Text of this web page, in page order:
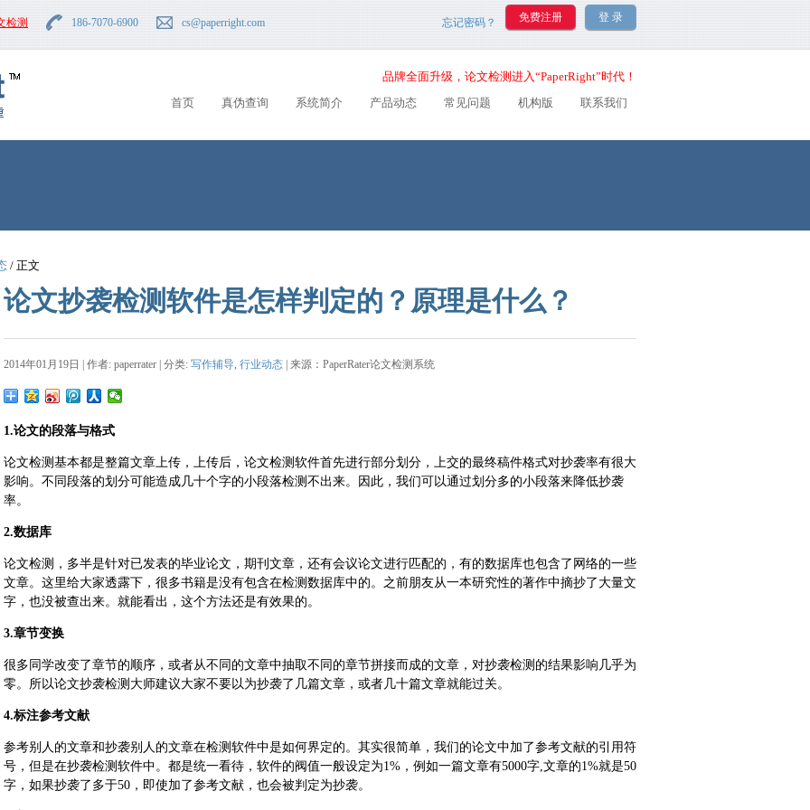
检测 186-7070-6900 cs@paperright.com 忘记密码？
品牌全面升级，论文检测进入“PaperRight”时代！
首页
真伪查询 系统简介 产品动态 常见问题 机构版 联系我们
/ 正文
论文抄袭检测软件是怎样判定的？原理是什么？
2014年01月19日 | 作者: paperrater | 分类: 写作辅导, 行业动态 | 来源：PaperRater论文检测系统
1.论文的段落与格式
论文检测基本都是整篇文章上传，上传后，论文检测软件首先进行部分划分，上交的最终稿件格式对抄袭率有很大
影响。不同段落的划分可能造成几十个字的小段落检测不出来。因此，我们可以通过划分多的小段落来降低抄袭
率。
2.数据库
论文检测，多半是针对已发表的毕业论文，期刊文章，还有会议论文进行匹配的，有的数据库也包含了网络的一些
文章。这里给大家透露下，很多书籍是没有包含在检测数据库中的。之前朋友从一本研究性的著作中摘抄了大量文
字，也没被查出来。就能看出，这个方法还是有效果的。
3.章节变换
很多同学改变了章节的顺序，或者从不同的文章中抽取不同的章节拼接而成的文章，对抄袭检测的结果影响几乎为
零。所以论文抄袭检测大师建议大家不要以为抄袭了几篇文章，或者几十篇文章就能过关。
4.标注参考文献
参考别人的文章和抄袭别人的文章在检测软件中是如何界定的。其实很简单，我们的论文中加了参考文献的引用符
号，但是在抄袭检测软件中。都是统一看待，软件的阀值一般设定为1%，例如一篇文章有5000字,文章的1%就是50
字，如果抄袭了多于50，即使加了参考文献，也会被判定为抄袭。